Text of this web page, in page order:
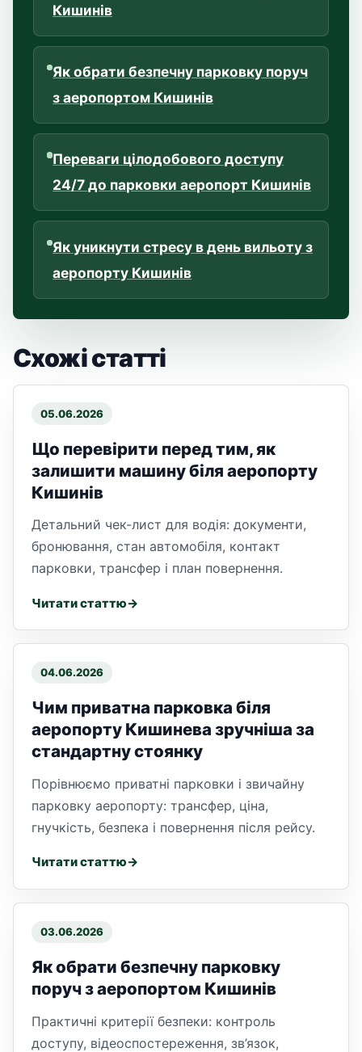
Кишинів
Як обрати безпечну парковку поруч
з аеропортом Кишинів
Переваги цілодобового доступу
24/7 до парковки аеропорт Кишинів
Як уникнути стресу в день вильоту з
аеропорту Кишинів
Схожі статті
05.06.2026
Що перевірити перед тим, як
залишити машину біля аеропорту
Кишинів
Детальний чек-лист для водія: документи,
бронювання, стан автомобіля, контакт
парковки, трансфер і план повернення.
Читати статтю
04.06.2026
Чим приватна парковка біля
аеропорту Кишинева зручніша за
стандартну стоянку
Порівнюємо приватні парковки і звичайну
парковку аеропорту: трансфер, ціна,
гнучкість, безпека і повернення після рейсу.
Читати статтю
03.06.2026
Як обрати безпечну парковку
поруч з аеропортом Кишинів
Практичні критерії безпеки: контроль
доступу, відеоспостереження, зв’язок,